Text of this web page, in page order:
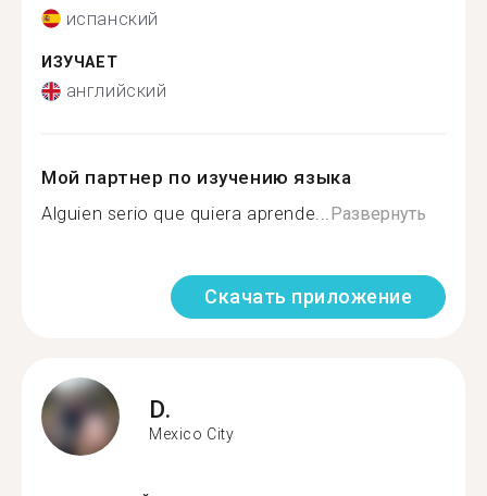
испанский
ИЗУЧАЕТ
английский
Мой партнер по изучению языка
Alguien serio que quiera aprende...Развернуть
Скачать приложение
D.
Mexico City